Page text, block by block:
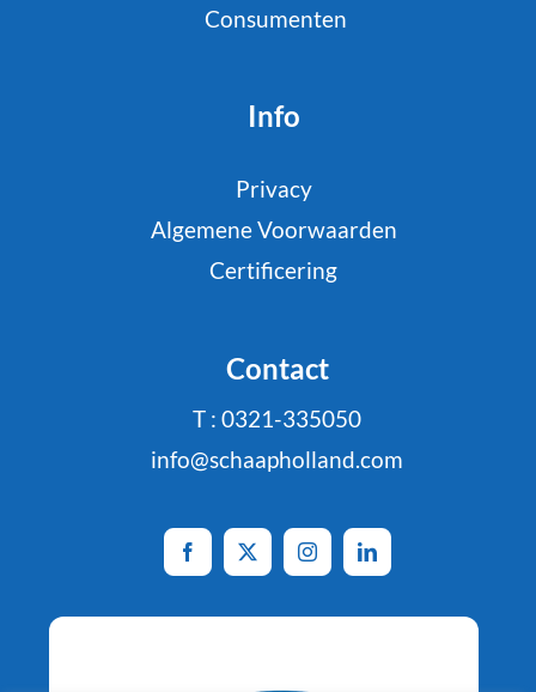
Consumenten
Info
Privacy
Algemene Voorwaarden
Certificering
Contact
T : 0321-335050
info@schaapholland.com